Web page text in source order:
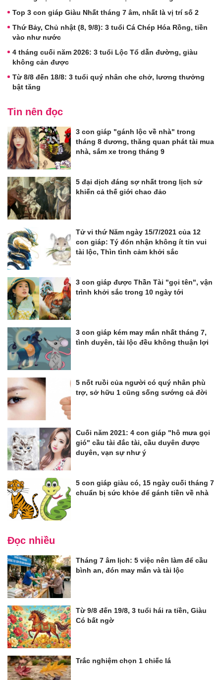
Top 3 con giáp Giàu Nhất tháng 7 âm, nhất là vị trí số 2
Thứ Bảy, Chủ nhật (8, 9/8): 3 tuổi Cá Chép Hóa Rồng, tiền
vào như nước
4 tháng cuối năm 2026: 3 tuổi Lộc Tổ dẫn đường, giàu
không cản được
Từ 8/8 đến 18/8: 3 tuổi quý nhân che chở, lương thưởng
bật tăng
Tin nên đọc
3 con giáp "gánh lộc về nhà" trong
tháng 8 dương, thăng quan phát tài mua
nhà, sắm xe trong tháng 9
5 đại dịch đáng sợ nhất trong lịch sử
khiến cả thế giới chao đảo
Tử vi thứ Năm ngày 15/7/2021 của 12
con giáp: Tý đón nhận không ít tin vui
tài lộc, Thìn tình cảm khởi sắc
3 con giáp được Thần Tài "gọi tên", vận
trình khởi sắc trong 10 ngày tới
3 con giáp kém may mắn nhất tháng 7,
tình duyên, tài lộc đều không thuận lợi
5 nốt ruồi của người có quý nhân phù
trợ, sở hữu 1 cũng sống sướng cả đời
Cuối năm 2021: 4 con giáp "hô mưa gọi
gió" cầu tài đắc tài, cầu duyên được
duyên, vạn sự như ý
5 con giáp giàu có, 15 ngày cuối tháng 7
chuẩn bị sức khỏe để gánh tiền về nhà
Đọc nhiều
Tháng 7 âm lịch: 5 việc nên làm để cầu
bình an, đón may mắn và tài lộc
Từ 9/8 đến 19/8, 3 tuổi hái ra tiền, Giàu
Có bất ngờ
Trắc nghiệm chọn 1 chiếc lá